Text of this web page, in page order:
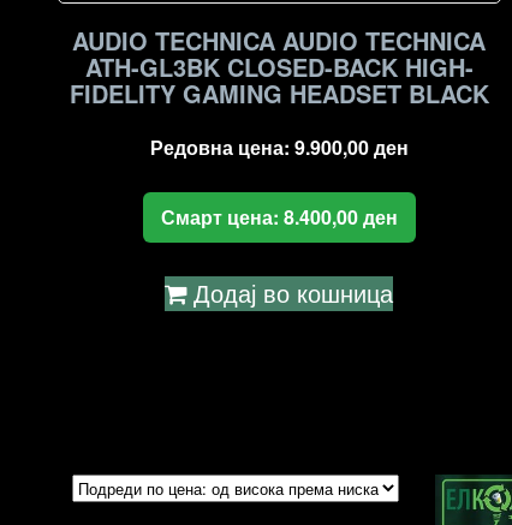
AUDIO TECHNICA AUDIO TECHNICA
ATH-GL3BK CLOSED-BACK HIGH-
FIDELITY GAMING HEADSET BLACK
Редовна цена: 9.900,00ден
Смарт цена: 8.400,00ден
Додај во кошница